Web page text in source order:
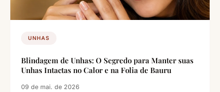
UNHAS
Blindagem de Unhas: O Segredo para Manter suas
Unhas Intactas no Calor e na Folia de Bauru
09 de mai. de 2026